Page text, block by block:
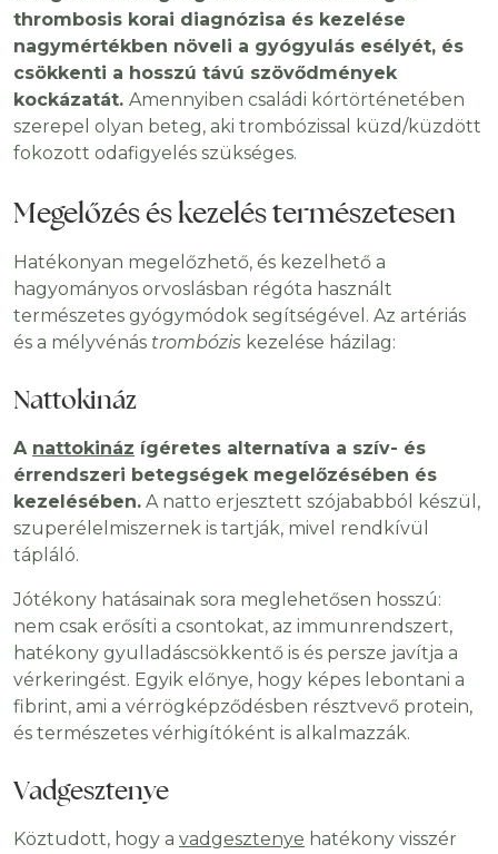
thrombosis korai diagnózisa és kezelése
nagymértékben növeli a gyógyulás esélyét, és
csökkenti a hosszú távú szövődmények
kockázatát. Amennyiben családi kórtörténetében
szerepel olyan beteg, aki trombózissal küzd/küzdött
fokozott odafigyelés szükséges.
Megelőzés és kezelés természetesen
Hatékonyan megelőzhető, és kezelhető a
hagyományos orvoslásban régóta használt
természetes gyógymódok segítségével. Az artériás
és a mélyvénás trombózis kezelése házilag:
Nattokináz
A nattokináz ígéretes alternatíva a szív- és
érrendszeri betegségek megelőzésében és
kezelésében. A natto erjesztett szójababból készül,
szuperélelmiszernek is tartják, mivel rendkívül
tápláló.
Jótékony hatásainak sora meglehetősen hosszú:
nem csak erősíti a csontokat, az immunrendszert,
hatékony gyulladáscsökkentő is és persze javítja a
vérkeringést. Egyik előnye, hogy képes lebontani a
fibrint, ami a vérrögképződésben résztvevő protein,
és természetes vérhigítóként is alkalmazzák.
Vadgesztenye
Köztudott, hogy a vadgesztenye hatékony visszér